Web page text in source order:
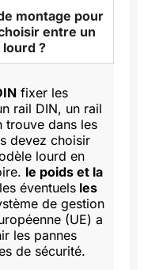
montage pour
entre un
?
fixer les
rail DIN, un rail
trouve dans les
devez choisir
lourd en
le poids et la
éventuels les
de gestion
(UE) a
les pannes
de sécurité.